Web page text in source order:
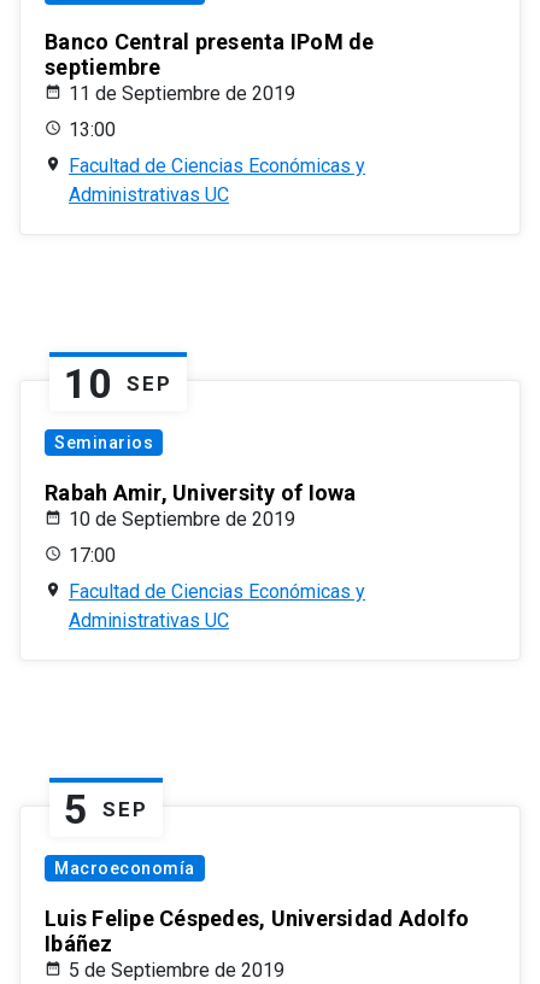
Banco Central presenta IPoM de
septiembre
11 de Septiembre de 2019
13:00
Facultad de Ciencias Económicas y
Administrativas UC
10 SEP
Seminarios
Rabah Amir, University of Iowa
10 de Septiembre de 2019
17:00
Facultad de Ciencias Económicas y
Administrativas UC
5 SEP
Macroeconomía
Luis Felipe Céspedes, Universidad Adolfo
Ibáñez
5 de Septiembre de 2019